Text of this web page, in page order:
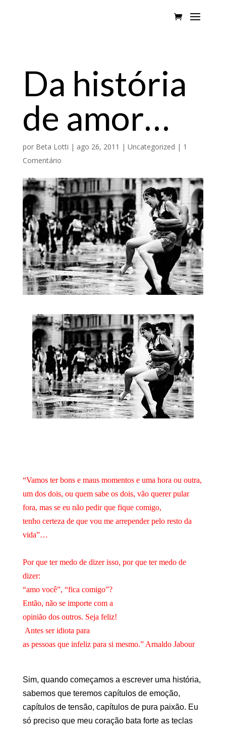
Da história
de amor…
por Beta Lotti | ago 26, 2011 | Uncategorized | 1
Comentário
“Vamos ter bons e maus momentos e uma hora ou outra,
um dos dois, ou quem sabe os dois, vão querer pular
fora, mas se eu não pedir que fique comigo,
tenho certeza de que vou me arrepender pelo resto da
vida”…
Por que ter medo de dizer isso, por que ter medo de
dizer:
“amo você”, “fica comigo”?
Então, não se importe com a
opinião dos outros. Seja feliz!
Antes ser idiota para
as pessoas que infeliz para si mesmo.” Arnaldo Jabour
Sim, quando começamos a escrever uma história,
sabemos que teremos capítulos de emoção,
capítulos de tensão, capítulos de pura paixão. Eu
só preciso que meu coração bata forte as teclas